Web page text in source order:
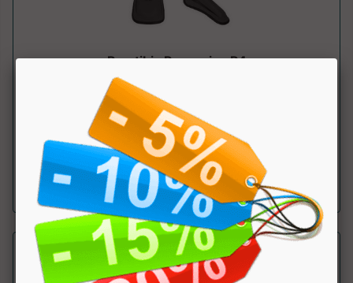
Paratibia Pro series P4
Paratibia Approved WAKO, rivestiti in semipelle premium,
progettata per resistere a urti e...
a partire da € 68.85
sconto 10%